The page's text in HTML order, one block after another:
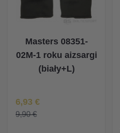
Masters 08351-
02M-1 roku aizsargi
(biały+L)
Īpaša Cena
6,93 €
9,90 €